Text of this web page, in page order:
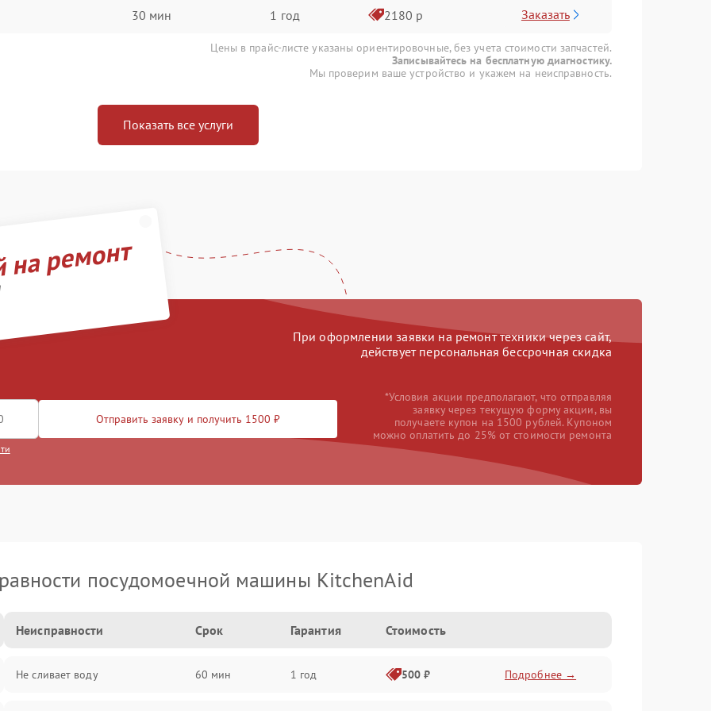
30 мин 1 год 2180 р Заказать
Цены в прайс-листе указаны ориентировочные, без учета стоимости запчастей.
Записывайтесь на бесплатную диагностику.
Мы проверим ваше устройство и укажем на неисправность.
Показать все услуги
ремонт
При оформлении заявки на ремонт техники через сайт,
действует персональная бессрочная скидка
Отправить заявку и получить 1500 ₽
*Условия акции предполагают, что отправляя
заявку через текущую форму акции, вы
получаете купон на 1500 рублей. Купоном
можно оплатить до 25% от стоимости ремонта
посудомоечной машины KitchenAid
Неисправности Срок Гарантия Стоимость
Не сливает воду 60 мин 1 год 500 ₽ Подробнее →